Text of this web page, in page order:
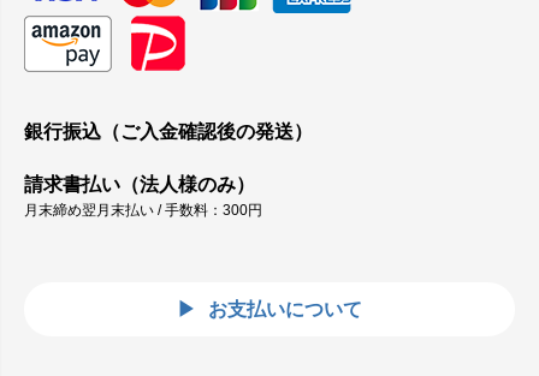
銀行振込（ご入金確認後の発送）
請求書払い（法人様のみ）
月末締め翌月末払い / 手数料：300円
お支払いについて